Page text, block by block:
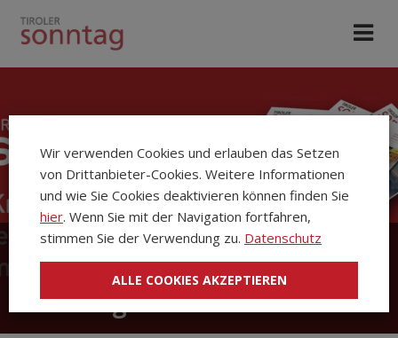
Die Kirchenzeitung Tiroler
Sonntag
Wir verwenden Cookies und erlauben das Setzen
von Drittanbieter-Cookies. Weitere Informationen
und wie Sie Cookies deaktivieren können finden Sie
hier. Wenn Sie mit der Navigation fortfahren,
stimmen Sie der Verwendung zu. Datenschutz
ALLE COOKIES AKZEPTIEREN